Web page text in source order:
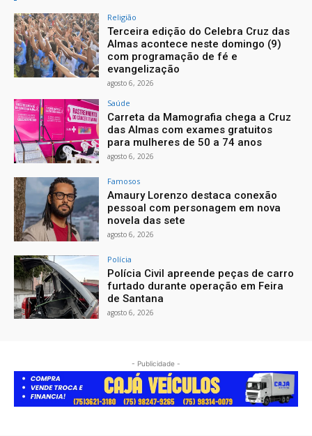
Religião
Terceira edição do Celebra Cruz das
Almas acontece neste domingo (9)
com programação de fé e
evangelização
agosto 6, 2026
Saúde
Carreta da Mamografia chega a Cruz
das Almas com exames gratuitos
para mulheres de 50 a 74 anos
agosto 6, 2026
Famosos
Amaury Lorenzo destaca conexão
pessoal com personagem em nova
novela das sete
agosto 6, 2026
Polícia
Polícia Civil apreende peças de carro
furtado durante operação em Feira
de Santana
agosto 6, 2026
- Publicidade -